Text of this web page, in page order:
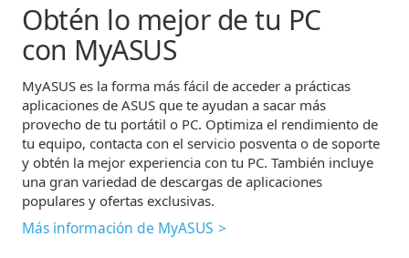
Obtén lo mejor de tu PC
con MyASUS
MyASUS es la forma más fácil de acceder a prácticas
aplicaciones de ASUS que te ayudan a sacar más
provecho de tu portátil o PC. Optimiza el rendimiento de
tu equipo, contacta con el servicio posventa o de soporte
y obtén la mejor experiencia con tu PC. También incluye
una gran variedad de descargas de aplicaciones
populares y ofertas exclusivas.
Más información de MyASUS